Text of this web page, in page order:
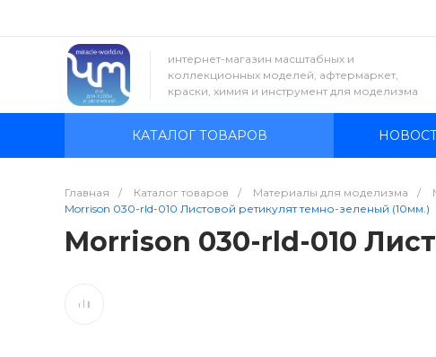
интернет-магазин масштабных и
коллекционных моделей, афтермаркет,
краски, химия и инструмент для моделизма
КАТАЛОГ ТОВАРОВ
Главная / Каталог товаров / Материалы для моделизма /
Morrison 030-rld-010 Листовой ретикулят темно-зеленый (10мм.)
Morrison 030-rld-010